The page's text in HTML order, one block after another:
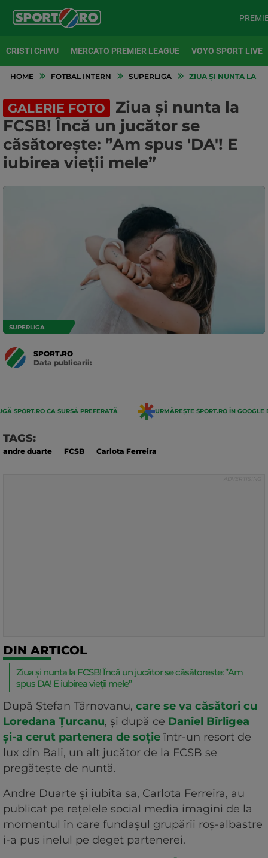
CRISTI CHIVU MERCATO PREMIER LEAGUE VOYO SPORT LIVE
HOME FOTBAL INTERN SUPERLIGA ZIUA ȘI NUNTA LA
GALERIE FOTO
Ziua și nunta la
FCSB! Încă un jucător se
căsătorește: ”Am spus 'DA'! E
iubirea vieții mele”
SUPERLIGA
SPORT.RO
Data publicarii:
SPORT.RO CA SURSĂ PREFERATĂ URMĂREȘTE SPORT.RO ÎN GOOGLE
TAGS:
andre duarte FCSB Carlota Ferreira
DIN ARTICOL
Ziua și nunta la FCSB! Încă un jucător se căsătorește: ”Am
spus DA! E iubirea vieții mele”
După Ștefan Târnovanu, care se va căsători cu
Loredana Țurcanu, și după ce Daniel Bîrligea
și-a cerut partenera de soție într-un resort de
lux din Bali, un alt jucător de la FCSB se
pregătește de nuntă.
Andre Duarte și iubita sa, Carlota Ferreira, au
publicat pe rețelele social media imagini de la
momentul în care fundașul grupării roș-albastre
i-a pus inelul pe deget partenerei.